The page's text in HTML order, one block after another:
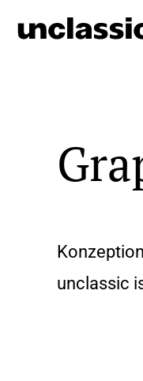
Inhalt
unclassic